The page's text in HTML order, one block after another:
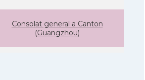
Consolat general a Canton
(Guangzhou)